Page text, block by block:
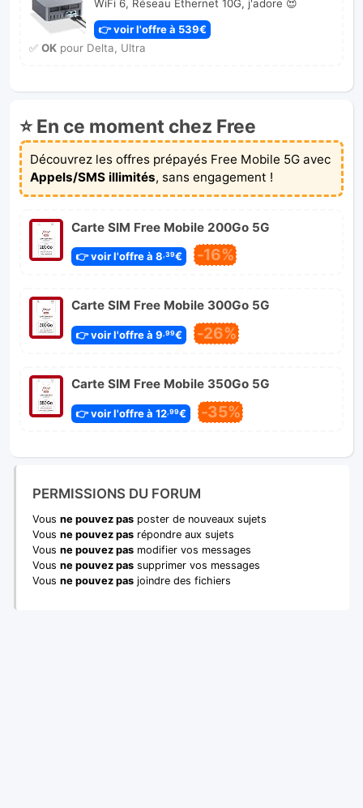
WiFi 6, Réseau Ethernet 10G, j'adore 😍
👉 voir l'offre à 539€
✅ OKpour Delta, Ultra
⭐ En ce moment chez Free
Découvrez les offres prépayés Free Mobile 5G avec
Appels/SMS illimités, sans engagement !
Carte SIM Free Mobile 200Go 5G
👉 voir l'offre à 8 ,39€ -16%
Carte SIM Free Mobile 300Go 5G
👉 voir l'offre à 9 ,99€ -26%
Carte SIM Free Mobile 350Go 5G
👉 voir l'offre à 12,99€ -35%
PERMISSIONS DU FORUM
Vous ne pouvez pas poster de nouveaux sujets
Vous ne pouvez pas répondre aux sujets
Vous ne pouvez pas modifier vos messages
Vous ne pouvez pas supprimer vos messages
Vous ne pouvez pas joindre des fichiers